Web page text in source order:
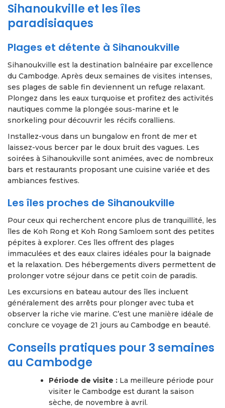
Sihanoukville et les îles
paradisiaques
Plages et détente à Sihanoukville
Sihanoukville est la destination balnéaire par excellence
du Cambodge. Après deux semaines de visites intenses,
ses plages de sable fin deviennent un refuge relaxant.
Plongez dans les eaux turquoise et profitez des activités
nautiques comme la plongée sous-marine et le
snorkeling pour découvrir les récifs coralliens.
Installez-vous dans un bungalow en front de mer et
laissez-vous bercer par le doux bruit des vagues. Les
soirées à Sihanoukville sont animées, avec de nombreux
bars et restaurants proposant une cuisine variée et des
ambiances festives.
Les îles proches de Sihanoukville
Pour ceux qui recherchent encore plus de tranquillité, les
îles de Koh Rong et Koh Rong Samloem sont des petites
pépites à explorer. Ces îles offrent des plages
immaculées et des eaux claires idéales pour la baignade
et la relaxation. Des hébergements divers permettent de
prolonger votre séjour dans ce petit coin de paradis.
Les excursions en bateau autour des îles incluent
généralement des arrêts pour plonger avec tuba et
observer la riche vie marine. C’est une manière idéale de
conclure ce voyage de 21 jours au Cambodge en beauté.
Conseils pratiques pour 3 semaines
au Cambodge
Période de visite : La meilleure période pour
visiter le Cambodge est durant la saison
sèche, de novembre à avril.